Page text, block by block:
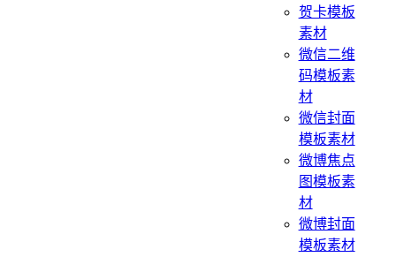
贺卡模板
素材
微信二维
码模板素
材
微信封面
模板素材
微博焦点
图模板素
材
微博封面
模板素材